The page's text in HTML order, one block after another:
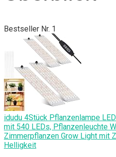
Bestseller Nr. 1
idudu 4Stück Pflanzenlampe
mit 540 LEDs, Pflanzenleuchte
Zimmerpflanzen Grow Light mit
Helligkeit